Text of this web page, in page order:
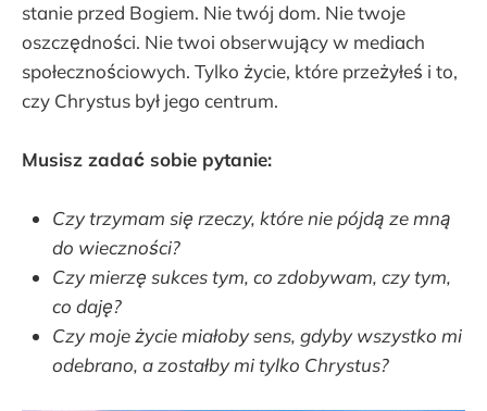
stanie przed Bogiem. Nie twój dom. Nie twoje
oszczędności. Nie twoi obserwujący w mediach
społecznościowych. Tylko życie, które przeżyłeś i to,
czy Chrystus był jego centrum.
Musisz zadać sobie pytanie:
Czy trzymam się rzeczy, które nie pójdą ze mną
do wieczności?
Czy mierzę sukces tym, co zdobywam, czy tym,
co daję?
Czy moje życie miałoby sens, gdyby wszystko mi
odebrano, a zostałby mi tylko Chrystus?